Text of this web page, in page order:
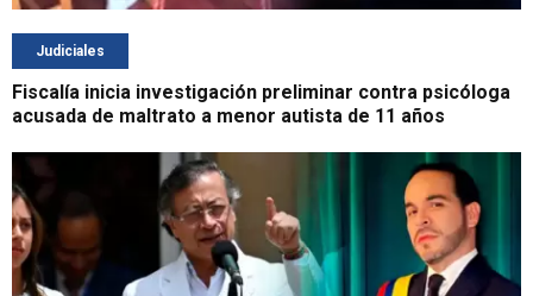
Judiciales
Fiscalía inicia investigación preliminar contra psicóloga
acusada de maltrato a menor autista de 11 años